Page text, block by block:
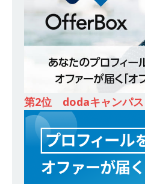
上場 ｜ 新電
[ 2026年5月14
除・面接確約
務限定 ｜ 世
住宅販売をリ
件販売までを
130日・土日
明豊エンター
[ 2026年5月
第2位 dodaキャンパス